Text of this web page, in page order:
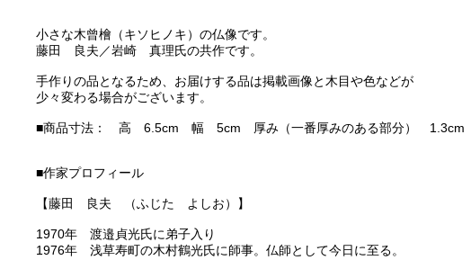
小さな木曾檜（キソヒノキ）の仏像です。
藤田 良夫／岩崎 真理氏の共作です。
手作りの品となるため、お届けする品は掲載画像と木目や色などが
少々変わる場合がございます。
■商品寸法： 高 6.5cm 幅 5cm 厚み（一番厚みのある部分） 1.3cm
■作家プロフィール
【藤田 良夫 （ふじた よしお）】
1970年 渡邉貞光氏に弟子入り
1976年 浅草寿町の木村鶴光氏に師事。仏師として今日に至る。